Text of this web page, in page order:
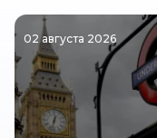
02 августа 2026